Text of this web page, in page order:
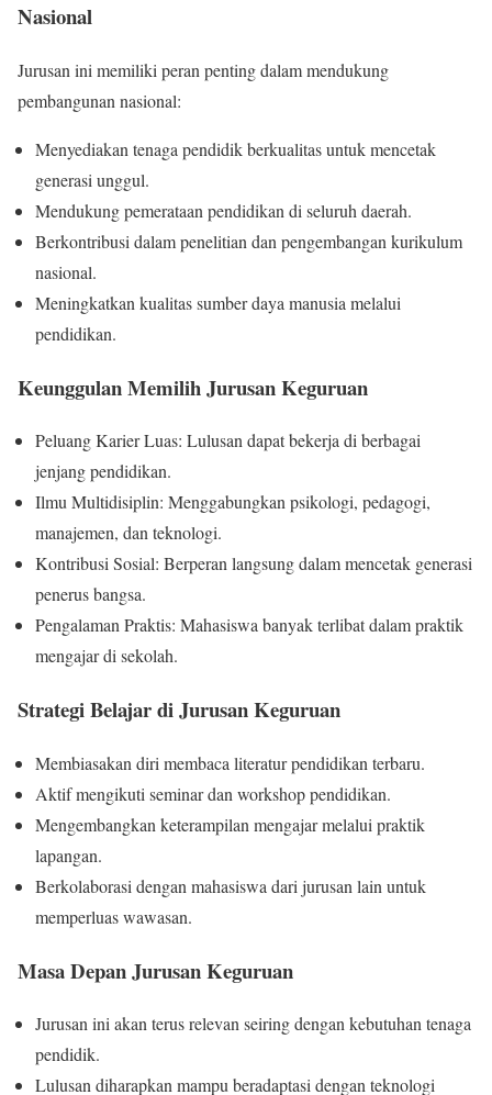
Nasional
Jurusan ini memiliki peran penting dalam mendukung
pembangunan nasional:
Menyediakan tenaga pendidik berkualitas untuk mencetak
generasi unggul.
Mendukung pemerataan pendidikan di seluruh daerah.
Berkontribusi dalam penelitian dan pengembangan kurikulum
nasional.
Meningkatkan kualitas sumber daya manusia melalui
pendidikan.
Keunggulan Memilih Jurusan Keguruan
Peluang Karier Luas: Lulusan dapat bekerja di berbagai
jenjang pendidikan.
Ilmu Multidisiplin: Menggabungkan psikologi, pedagogi,
manajemen, dan teknologi.
Kontribusi Sosial: Berperan langsung dalam mencetak generasi
penerus bangsa.
Pengalaman Praktis: Mahasiswa banyak terlibat dalam praktik
mengajar di sekolah.
Strategi Belajar di Jurusan Keguruan
Membiasakan diri membaca literatur pendidikan terbaru.
Aktif mengikuti seminar dan workshop pendidikan.
Mengembangkan keterampilan mengajar melalui praktik
lapangan.
Berkolaborasi dengan mahasiswa dari jurusan lain untuk
memperluas wawasan.
Masa Depan Jurusan Keguruan
Jurusan ini akan terus relevan seiring dengan kebutuhan tenaga
pendidik.
Lulusan diharapkan mampu beradaptasi dengan teknologi